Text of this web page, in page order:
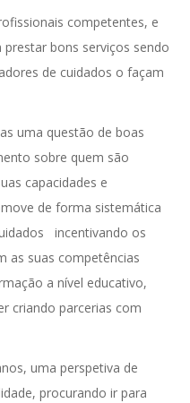
competentes, e
bons serviços sendo
de cuidados o façam
uma questão de boas
sobre quem são
capacidades e
de forma sistemática
incentivando os
as suas competências
a nível educativo,
criando parcerias com
uma perspetiva de
procurando ir para